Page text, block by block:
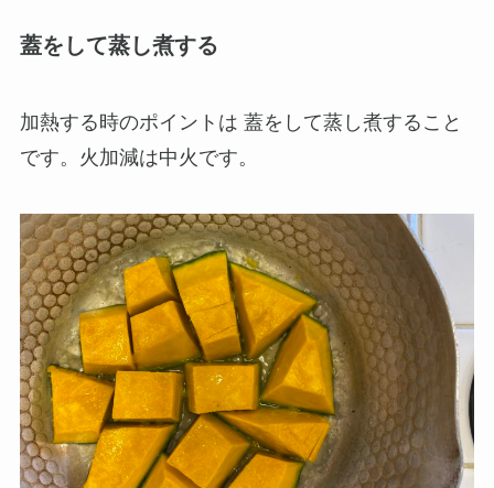
蓋をして蒸し煮する
加熱する時のポイントは 蓋をして蒸し煮すること
です。火加減は中火です。